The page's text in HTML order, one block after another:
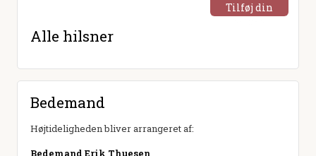
Tilføj din
Alle hilsner
Bedemand
Højtideligheden bliver arrangeret af:
Bedemand Erik Thuesen